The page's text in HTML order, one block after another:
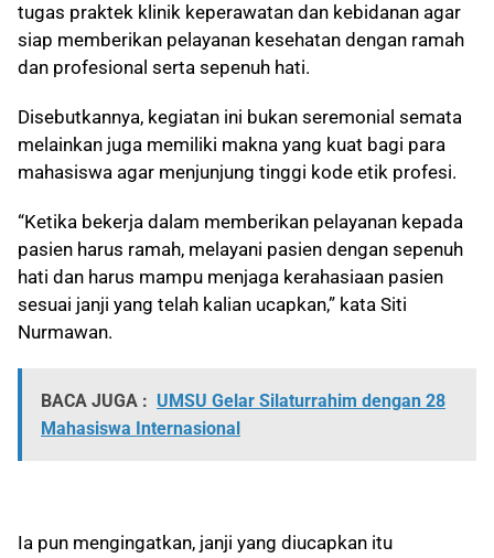
tugas praktek klinik keperawatan dan kebidanan agar
siap memberikan pelayanan kesehatan dengan ramah
dan profesional serta sepenuh hati.
Disebutkannya, kegiatan ini bukan seremonial semata
melainkan juga memiliki makna yang kuat bagi para
mahasiswa agar menjunjung tinggi kode etik profesi.
“Ketika bekerja dalam memberikan pelayanan kepada
pasien harus ramah, melayani pasien dengan sepenuh
hati dan harus mampu menjaga kerahasiaan pasien
sesuai janji yang telah kalian ucapkan,” kata Siti
Nurmawan.
BACA JUGA : UMSU Gelar Silaturrahim dengan 28
Mahasiswa Internasional
Ia pun mengingatkan, janji yang diucapkan itu